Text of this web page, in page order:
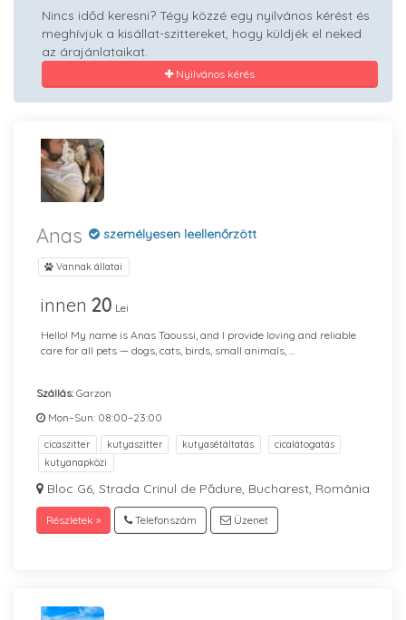
Nincs időd keresni? Tégy közzé egy nyilvános kérést és
meghívjuk a kisállat-szittereket, hogy küldjék el neked
az árajánlataikat.
Nyilvános kérés
Anas személyesen leellenőrzött
Vannak állatai
innen 20 Lei
Hello! My name is Anas Taoussi, and I provide loving and reliable
care for all pets — dogs, cats, birds, small animals, ...
Szállás: Garzon
Mon–Sun: 08:00–23:00
cicaszitter kutyaszitter kutyasétáltatás
cicalátogatás
kutyanapközi
Bloc G6, Strada Crinul de Pădure, Bucharest, România
Részletek » Telefonszám Üzenet